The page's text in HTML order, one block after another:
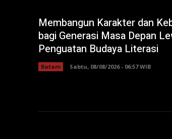
Membangun Karakter dan
bagi Generasi Masa Depan
Penguatan Budaya Literasi
Batam Sabtu, 08/08/2026 - 06:57 WIB